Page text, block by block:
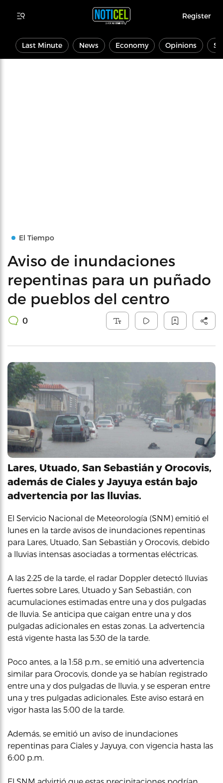
Register
Last Minute News Economy Opinions
El Tiempo
Aviso de inundaciones
repentinas para un puñado
de pueblos del centro
0
Lares, Utuado, San Sebastián y Orocovis,
además de Ciales y Jayuya están bajo
advertencia por las lluvias.
El Servicio Nacional de Meteorología (SNM) emitió el
lunes en la tarde avisos de inundaciones repentinas
para Lares, Utuado, San Sebastián y Orocovis, debido
a lluvias intensas asociadas a tormentas eléctricas.
A las 2:25 de la tarde, el radar Doppler detectó lluvias
fuertes sobre Lares, Utuado y San Sebastián, con
acumulaciones estimadas entre una y dos pulgadas
de lluvia. Se anticipa que caigan entre una y dos
pulgadas adicionales en estas zonas. La advertencia
está vigente hasta las 5:30 de la tarde.
Poco antes, a la 1:58 p.m., se emitió una advertencia
similar para Orocovis, donde ya se habían registrado
entre una y dos pulgadas de lluvia, y se esperan entre
una y tres pulgadas adicionales. Este aviso estará en
vigor hasta las 5:00 de la tarde.
Además, se emitió un aviso de inundaciones
repentinas para Ciales y Jayuya, con vigencia hasta las
6:00 p.m.